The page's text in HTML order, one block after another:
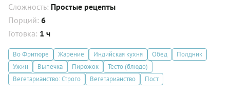
Сложность: Простые рецепты
Порций: 6
Готовка: 1 ч
Во Фритюре Жарение Индийская кухня Обед
Полдник
Ужин
Выпечка Пирожок
Тесто (блюдо)
Вегетарианство: Строго
Вегетарианство Пост